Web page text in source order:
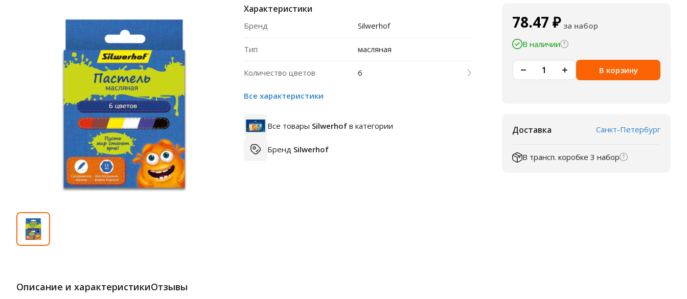
Характеристики
Бренд Silwerhof
Тип масляная
Количество цветов 6
Все характеристики
Все товары Silwerhof в категории
Бренд Silwerhof
78.47 ₽ за набор
В наличии
В корзину
Доставка Санкт-Петербург
В трансп. коробке 3 набор
Описание и характеристикиОтзывы